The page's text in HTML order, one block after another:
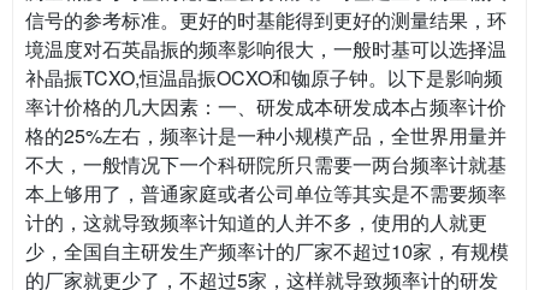
信号的参考标准。更好的时基能得到更好的测量结果，环
境温度对石英晶振的频率影响很大，一般时基可以选择温
补晶振TCXO,恒温晶振OCXO和铷原子钟。以下是影响频
率计价格的几大因素：一、研发成本研发成本占频率计价
格的25%左右，频率计是一种小规模产品，全世界用量并
不大，一般情况下一个科研院所只需要一两台频率计就基
本上够用了，普通家庭或者公司单位等其实是不需要频率
计的，这就导致频率计知道的人并不多，使用的人就更
少，全国自主研发生产频率计的厂家不超过10家，有规模
的厂家就更少了，不超过5家，这样就导致频率计的研发